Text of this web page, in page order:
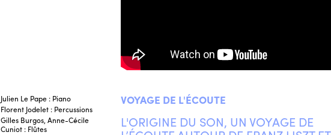
Julien Le Pape : Piano
Florent Jodelet : Percussions
Gilles Burgos, Anne-Cécile
Cuniot : Flûtes
VOYAGE DE L'ÉCOUTE
L'ORIGINE DU SON, UN VOYAGE DE